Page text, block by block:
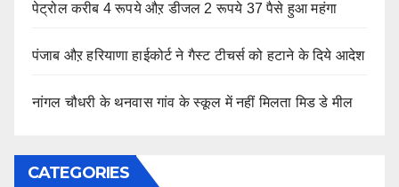
पेट्रोल करीब 4 रूपये औऱ डीजल 2 रूपये 37 पैसे हुआ महंगा
पंजाब औऱ हरियाणा हाईकोर्ट ने गैस्ट टीचर्स को हटाने के दिये आदेश
नांगल चौधरी के थनवास गांव के स्कूल में नहीं मिलता मिड डे मील
CATEGORIES